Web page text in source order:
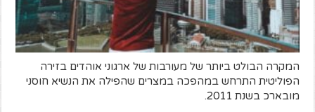
המקרה הבולט ביותר של מעורבות של ארגוני אוהדים בזירה
הפוליטית התרחש במהפכה במצרים שהפילה את הנשיא חוסני
מובארכ בשנת 2011.